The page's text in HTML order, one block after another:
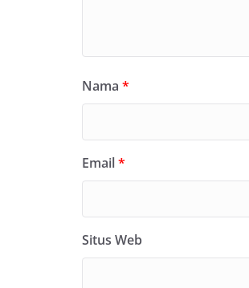
Nama *
Email*
Situs Web